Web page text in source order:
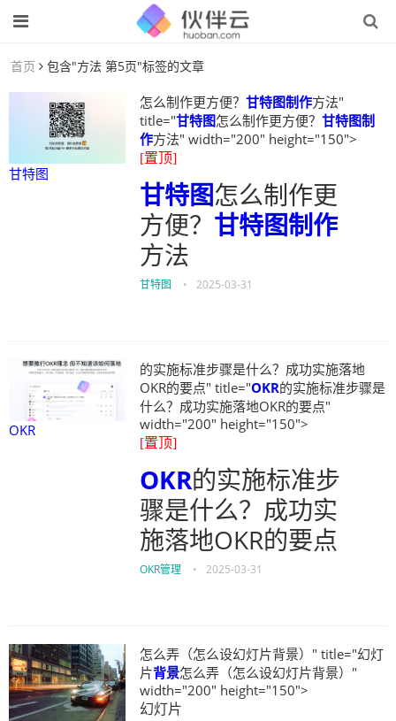
首页 包含"方法 第5页"标签的文章
甘特图
怎么制作更方便？ 甘特图制作方法"
title="甘特图怎么制作更方便？ 甘特图制
作方法" width="200" height="150">
[置顶]
甘特图怎么制作更
方便？ 甘特图制作
方法
甘特图 • 2025-03-31
OKR
的实施标准步骤是什么？成功实施落地
OKR的要点" title="OKR的实施标准步骤是
什么？成功实施落地OKR的要点"
width="200" height="150">
[置顶]
OKR的实施标准步
骤是什么？成功实
施落地OKR的要点
OKR管理 • 2025-03-31
怎么弄（怎么设幻灯片背景）" title="幻灯
片背景怎么弄（怎么设幻灯片背景）"
width="200" height="150">
幻灯片